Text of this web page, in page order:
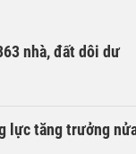
nhà, đất dôi dư
lực tăng trưởng